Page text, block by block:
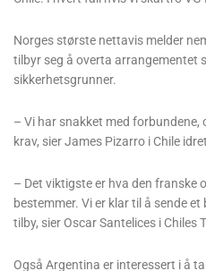
Norges største nettavis melder
tilbyr seg å overta arrangementet
sikkerhetsgrunner.
– Vi har snakket med forbundene,
krav, sier James Pizarro i Chile
– Det viktigste er hva den franske
bestemmer. Vi er klar til å sende
tilby, sier Oscar Santelices i Chiles
Også Argentina er interessert i å